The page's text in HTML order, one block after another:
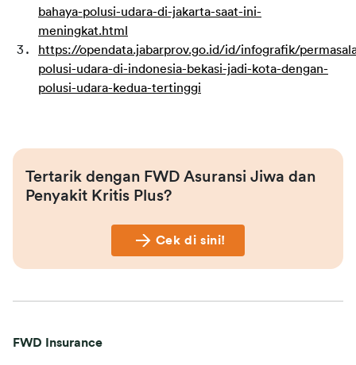
bahaya-polusi-udara-di-jakarta-saat-ini-
meningkat.html
https://opendata.jabarprov.go.id/id/infografik/
polusi-udara-di-indonesia-bekasi-jadi-kota-dengan-
polusi-udara-kedua-tertinggi
Tertarik dengan FWD Asuransi Jiwa dan
Penyakit Kritis Plus?
Cek di sini!
FWD Insurance